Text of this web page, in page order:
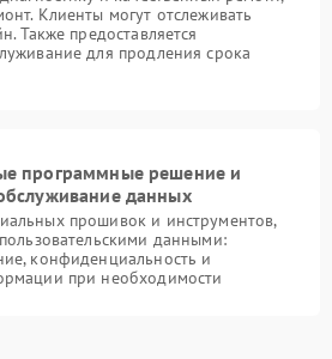
Клиенты могут отслеживать
Также предоставляется
для продления срока
программные решение и
данных
прошивок и инструментов,
данными:
конфиденциальность и
при необходимости